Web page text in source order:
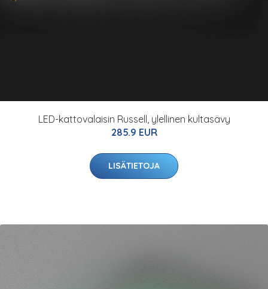
LED-kattovalaisin Russell, ylellinen kultasävy
285.9 EUR
LISÄTIETOJA